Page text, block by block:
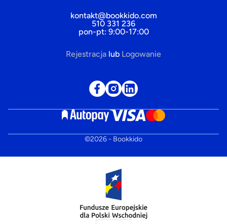
kontakt@bookkido.com
510 331 236
pon-pt: 9:00-17:00
Rejestracja lub Logowanie
©2026- Bookkido